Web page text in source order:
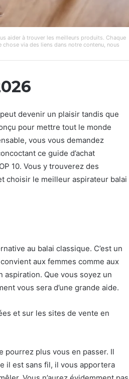
aider à trouver les meilleurs produits. Chaque
via des liens dans notre contenu, nous
devenir un plaisir tandis que
pour mettre tout le monde
vous vous demandez
ce guide d’achat
10. Vous y trouverez des
choisir le meilleur aspirateur balai
au balai classique. C’est un
aux femmes comme aux
aspiration. Que vous soyez un
vous sera d’une grande aide.
et sur les sites de vente en
pourrez plus vous en passer. Il
il est sans fil, il vous apportera